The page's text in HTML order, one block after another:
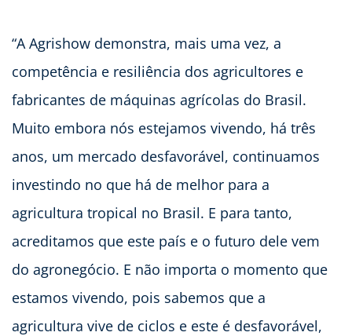
“A Agrishow demonstra, mais uma vez, a
competência e resiliência dos agricultores e
fabricantes de máquinas agrícolas do Brasil.
Muito embora nós estejamos vivendo, há três
anos, um mercado desfavorável, continuamos
investindo no que há de melhor para a
agricultura tropical no Brasil. E para tanto,
acreditamos que este país e o futuro dele vem
do agronegócio. E não importa o momento que
estamos vivendo, pois sabemos que a
agricultura vive de ciclos e este é desfavorável,